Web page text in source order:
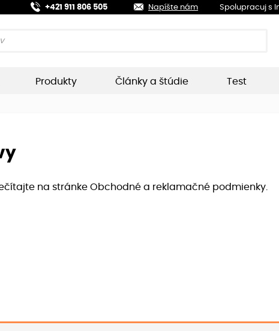
+421 911 806 505 Napíšte nám Spolupracuj s
Produkty Články a štúdie Test
na stránke Obchodné a reklamačné podmienky.